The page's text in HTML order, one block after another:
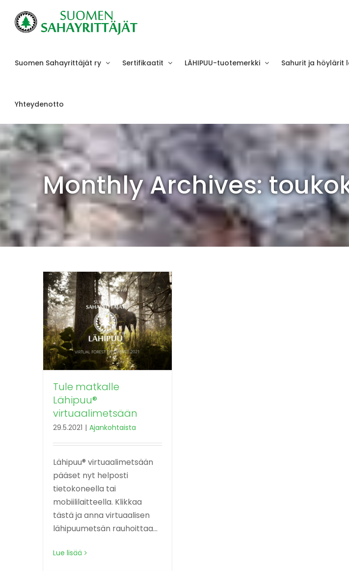
content
Suomen Sahayrittäjät ry Sertifikaatit LÄHIPUU-tuotemerkki Sahurit ja höylärit
Yhteydenotto
Monthly Archives:
Tule matkalle
Lähipuu®
virtuaalimetsään
29.5.2021 | Ajankohtaista
Lähipuu® virtuaalimetsään
pääset nyt helposti
tietokoneella tai
mobiililaitteella. Klikkaa
tästä ja anna virtuaalisen
lähipuumetsän rauhoittaa...
Lue lisää